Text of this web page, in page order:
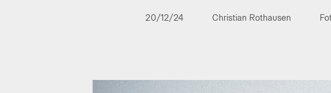
20/12/24 Christian Rothausen